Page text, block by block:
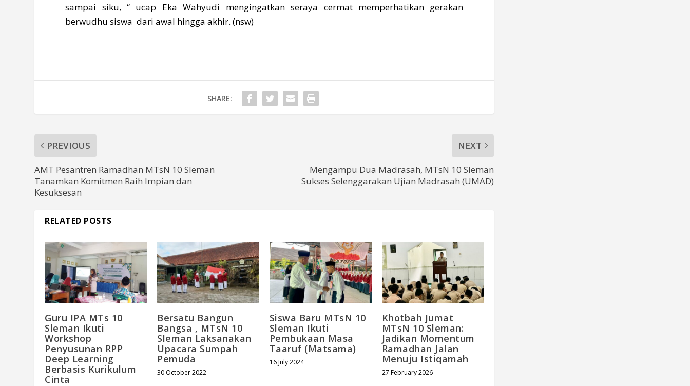
sampai siku, “ ucap Eka Wahyudi mengingatkan seraya cermat memperhatikan gerakan
berwudhu siswa dari awal hingga akhir. (nsw)
SHARE:
PREVIOUS
AMT Pesantren Ramadhan MTsN 10 Sleman
Tanamkan Komitmen Raih Impian dan
Kesuksesan
NEXT
Mengampu Dua Madrasah, MTsN 10 Sleman
Sukses Selenggarakan Ujian Madrasah (UMAD)
RELATED POSTS
Guru IPA MTs 10
Sleman Ikuti
Workshop
Penyusunan RPP
Deep Learning
Berbasis Kurikulum
Cinta
Bersatu Bangun
Bangsa , MTsN 10
Sleman Laksanakan
Upacara Sumpah
Pemuda
30 October 2022
Siswa Baru MTsN 10
Sleman Ikuti
Pembukaan Masa
Taaruf (Matsama)
16 July 2024
Khotbah Jumat
MTsN 10 Sleman:
Jadikan Momentum
Ramadhan Jalan
Menuju Istiqamah
27 February 2026